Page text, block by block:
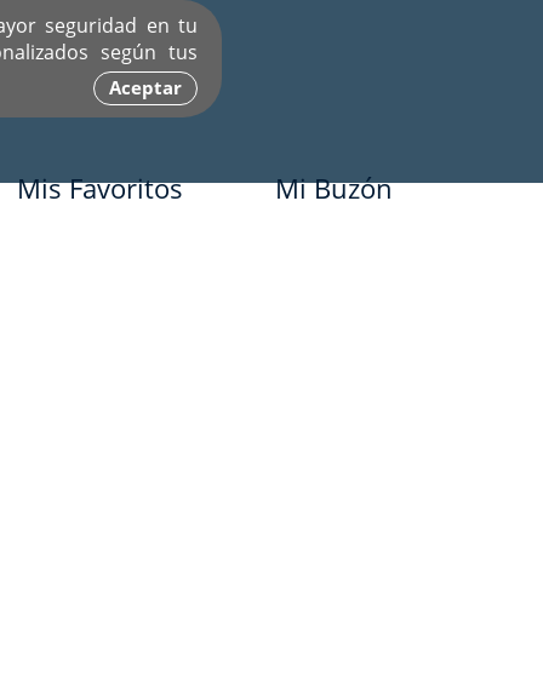
seguridad en tu
según tus
Aceptar
Mis Favoritos Mi Buzón